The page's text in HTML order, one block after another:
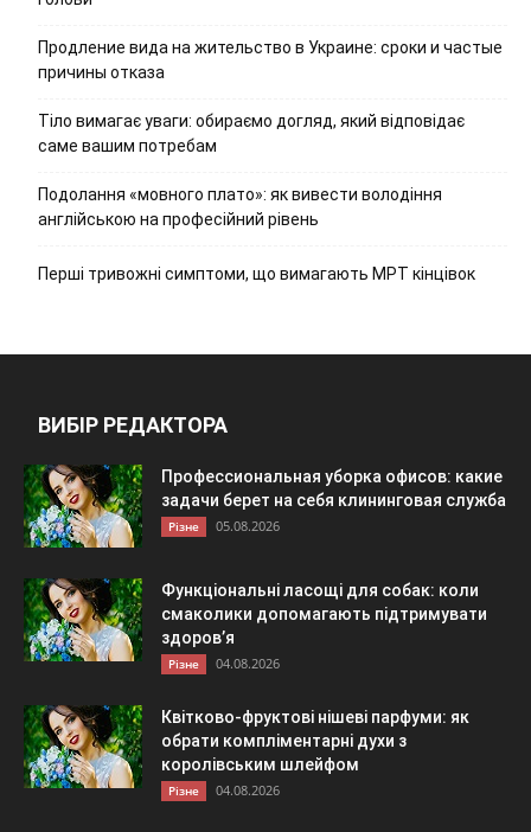
Продление вида на жительство в Украине: сроки и частые
причины отказа
Тіло вимагає уваги: обираємо догляд, який відповідає
саме вашим потребам
Подолання «мовного плато»: як вивести володіння
англійською на професійний рівень
Перші тривожні симптоми, що вимагають МРТ кінцівок
ВИБІР РЕДАКТОРА
Профессиональная уборка офисов: какие
задачи берет на себя клининговая служба
Різне 05.08.2026
Функціональні ласощі для собак: коли
смаколики допомагають підтримувати
здоров’я
Різне 04.08.2026
Квітково-фруктові нішеві парфуми: як
обрати компліментарні духи з
королівським шлейфом
Різне 04.08.2026